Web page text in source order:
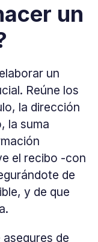
un
un
Reúne los
la dirección
la suma
el recibo -con
de
y de que
de